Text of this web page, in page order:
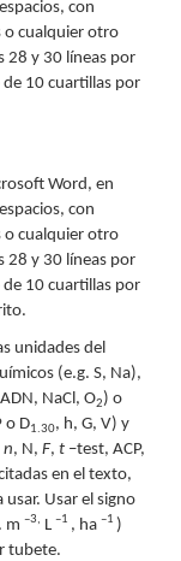
con
o cualquier otro
28 y 30 líneas por
10 cuartillas por
Word, en
con
o cualquier otro
28 y 30 líneas por
10 cuartillas por
unidades del
(e.g. S, Na),
NaCl, O2) o
o D1.30, h, G, V) y
n, N, F, t –test, ACP,
en el texto,
Usar el signo
m –3, L –1 , ha –1 )
tubete.